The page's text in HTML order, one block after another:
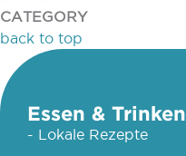
CATEGORY
back to top
Essen & Trinken
- Lokale Rezepte